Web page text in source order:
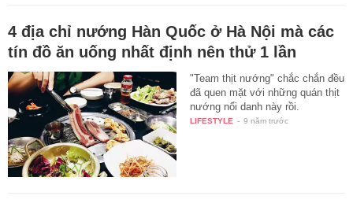
4 địa chỉ nướng Hàn Quốc ở Hà Nội mà các
tín đồ ăn uống nhất định nên thử 1 lần
"Team thịt nướng" chắc chắn đều
đã quen mặt với những quán thịt
nướng nổi danh này rồi.
LIFESTYLE - 9 năm trước